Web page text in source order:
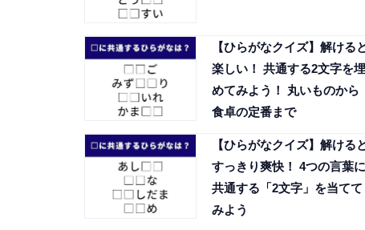
【ひらがなクイズ】解ける
楽しい！ 共通する2文字を埋
めてみよう！ 丸いものから
食卓の定番まで
【ひらがなクイズ】解ける
すっきり爽快！ 4つの言葉に
共通する「2文字」を当てて
みよう